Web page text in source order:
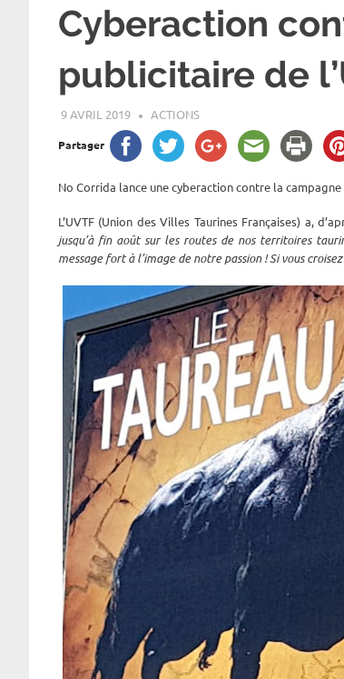
Cyberaction
publicitaire de
9 AVRIL 2019 ROGER LAHANA
ACTIONS
Partager
No Corrida lance une cyberaction contre la campagne
L’UVTF (Union des Villes Taurines Françaises) a,
jusqu’à fin août sur les routes de nos territoires
message fort à l’image de notre passion ! Si vous